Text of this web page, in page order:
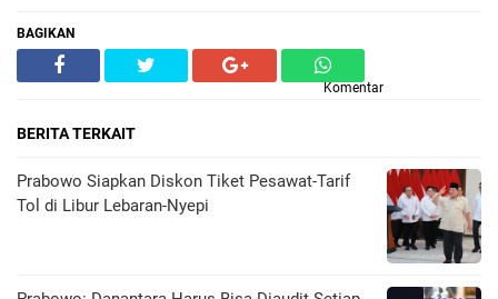
BAGIKAN
Komentar
BERITA TERKAIT
Prabowo Siapkan Diskon Tiket Pesawat-Tarif
Tol di Libur Lebaran-Nyepi